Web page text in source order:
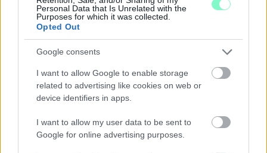
Personal Data that Is Unrelated with the
Purposes for which it was collected.
Opted Out
Google consents
I want to allow Google to enable storage
related to advertising like cookies on web or
device identifiers in apps.
I want to allow my user data to be sent to
Google for online advertising purposes.
IGAZI RITKASÁG: KILENC NAPPAL KORÁBBAN
NYITJÁK MEG A FELÚJÍTÁS ALATT ÁLLÓ HECSEI ÚTI
FELÜLJÁRÓT
Hétfőn hajnali négy órától ismét minden közlekedő használhatja
az átkelőt, az autóbuszok is visszatérnek eredeti útvonalukra.
Szólj hozzá!